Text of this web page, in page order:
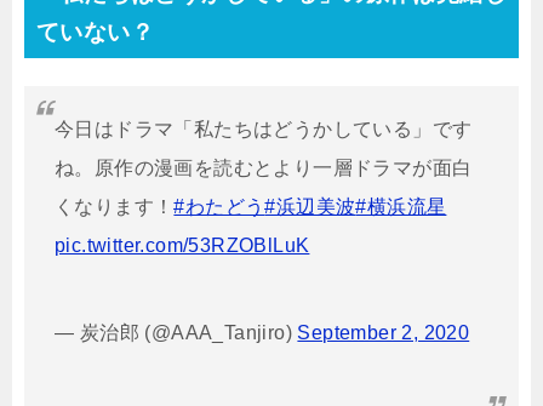
ていない？
今日はドラマ「私たちはどうかしている」です
ね。原作の漫画を読むとより一層ドラマが面白
くなります！#わたどう#浜辺美波#横浜流星
pic.twitter.com/53RZOBlLuK
— 炭治郎 (@AAA_Tanjiro) September 2, 2020